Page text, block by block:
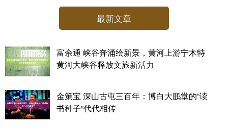
最新文章
富余通 峡谷奔涌绘新景，黄河上游宁木特
黄河大峡谷释放文旅新活力
金策宝 深山古屯三百年：博白大鹏堂的“读
书种子”代代相传